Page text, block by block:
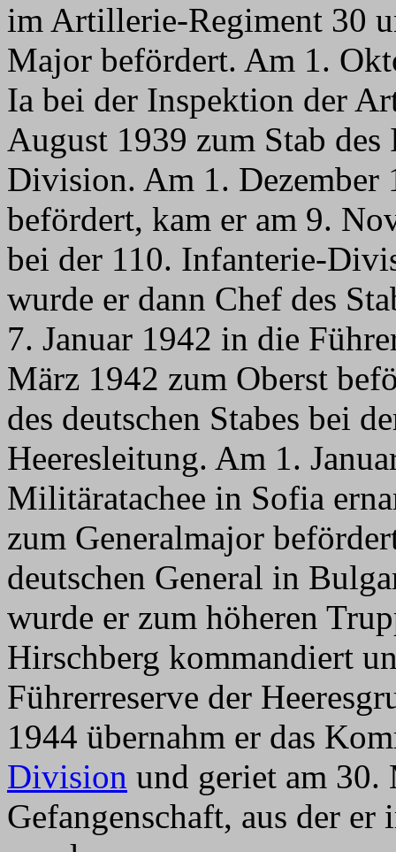
im Artillerie-Regiment 30
Major befördert. Am 1.
Ia bei der Inspektion der
August 1939 zum Stab
Division. Am 1. Dezember
befördert, kam er am 9.
bei der 110. Infanterie-
wurde er dann Chef des
7. Januar 1942 in die
März 1942 zum Oberst
des deutschen Stabes bei
Heeresleitung. Am 1.
Militäratachee in Sofia
zum Generalmajor
deutschen General in
wurde er zum höheren
Hirschberg kommandiert
Führerreserve der
1944 übernahm er das
Division und geriet am 30.
Gefangenschaft, aus der er